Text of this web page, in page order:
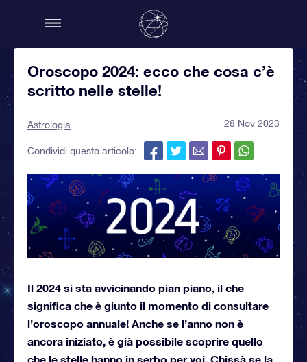
Oroscopo 2024: ecco che cosa c’è
scritto nelle stelle!
Astrologia 28 Nov 2023
Condividi questo articolo:
Il 2024 si sta avvicinando pian piano, il che
significa che è giunto il momento di consultare
l’oroscopo annuale! Anche se l’anno non è
ancora iniziato, è già possibile scoprire quello
che le stelle hanno in serbo per voi. Chissà se la